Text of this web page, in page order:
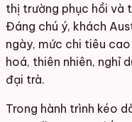
thị trường phục hồi và
Đáng chú ý, khách
ngày, mức chi tiêu
hoá, thiên nhiên, nghỉ
đại trà.
Trong hành trình kéo